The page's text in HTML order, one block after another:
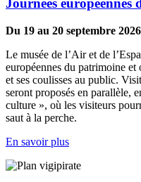
Journées européennes
Du 19 au 20 septembre 2026
Le musée de l’Air et de
européennes du patrimoine
et ses coulisses au public.
seront proposés en parallèle,
culture », où les visiteurs
saut à la perche.
En savoir plus